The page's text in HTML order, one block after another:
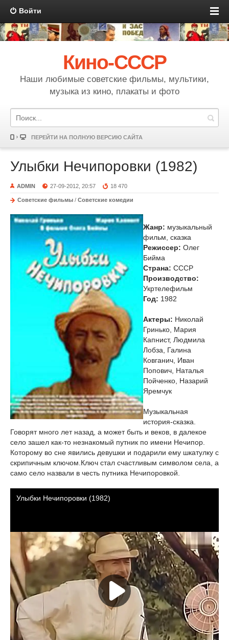
Войти
Кино-СССР
Наши любимые советские фильмы, мультики,
музыка из кино, плакаты и фото
ПЕРЕЙТИ НА ПОЛНУЮ ВЕРСИЮ САЙТА
Улыбки Нечипоровки (1982)
ADMIN 27-09-2012, 20:57 18 470
Советские фильмы / Советские комедии
Жанр: музыкальный
фильм, сказка
Режиссер: Олег
Бийма
Страна: СССР
Производство:
Укртелефильм
Год: 1982
Актеры: Николай
Гринько, Мария
Капнист, Людмила
Лобза, Галина
Ковганич, Иван
Попович, Наталья
Пойченко, Назарий
Яремчук
Музыкальная
история-сказка.
Говорят много лет назад, а может быть и веков, в далекое
село зашел как-то незнакомый путник по имени Нечипор.
Которому во сне явились девушки и подарили ему шкатулку с
скрипичным ключом.Ключ стал счастливым символом села, а
само село назвали в честь путника Нечипоровкой.